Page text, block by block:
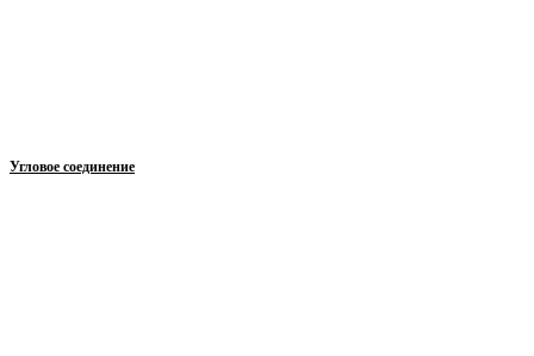
Угловое соединение